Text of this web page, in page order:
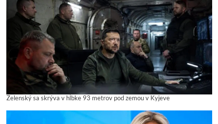
Zelenský sa skrýva v hĺbke 93 metrov pod zemou v Kyjeve